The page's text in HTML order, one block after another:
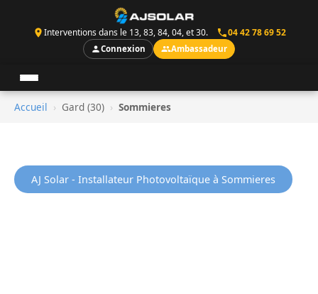
Interventions dans le 13, 83, 84, 04, et 30. 04 42 78 69 52
Connexion Ambassadeur
Accueil › Gard (30) › Sommieres
AJ Solar - Installateur Photovoltaïque à Sommieres